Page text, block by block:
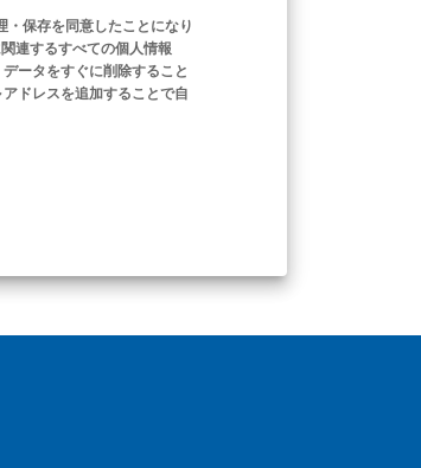
保存を同意したことになり
連するすべての個人情報
ータをすぐに削除すること
ドレスを追加することで自